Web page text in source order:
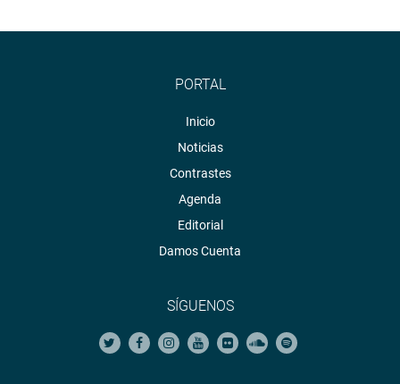
PORTAL
Inicio
Noticias
Contrastes
Agenda
Editorial
Damos Cuenta
SÍGUENOS